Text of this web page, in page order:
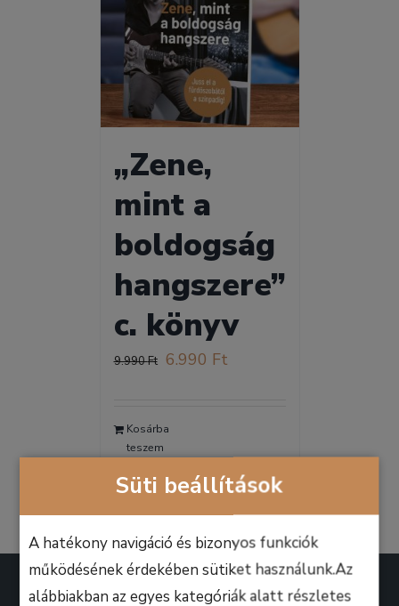
Süti beállítások
A hatékony navigáció és bizonyos funkciók
működésének érdekében sütiket használunk.Az
alábbiakban az egyes kategóriák alatt részletes
„Zene,
mint a
boldogság
hangszere”
c. könyv
9.990Ft Original
9.990 Ft.
6.990 FtCurrent
Kosárba
teszem